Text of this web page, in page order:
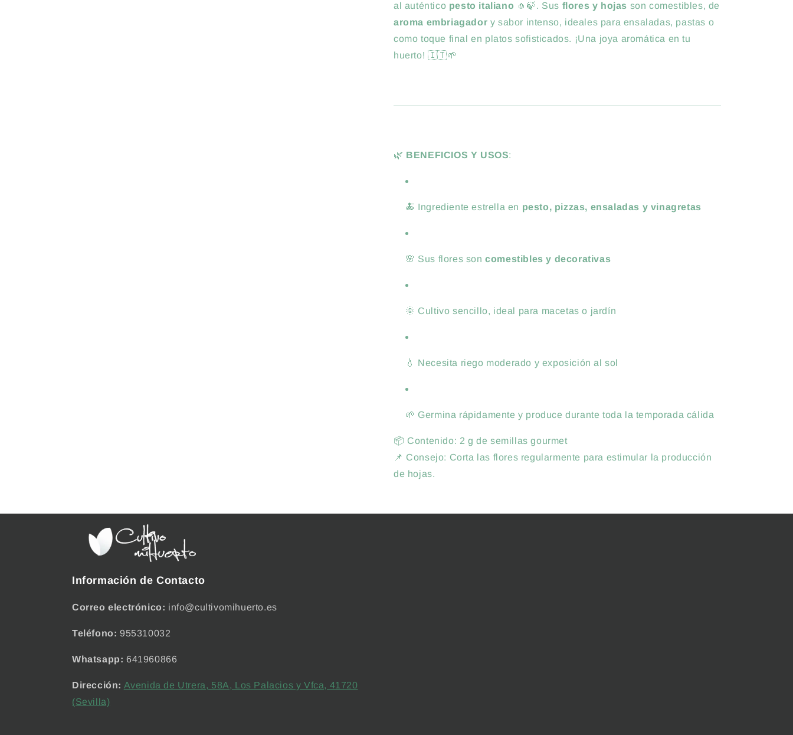
al auténtico pesto italiano 🧄🍃. Sus flores y hojas son comestibles, de
aroma embriagador y sabor intenso, ideales para ensaladas, pastas o
como toque final en platos sofisticados. ¡Una joya aromática en tu
huerto! 🇮🇹🌱
🌿 BENEFICIOS Y USOS:
🍝 Ingrediente estrella en pesto, pizzas, ensaladas y vinagretas
🌸 Sus flores soncomestibles y decorativas
🌞 Cultivo sencillo, ideal para macetas o jardín
💧 Necesita riego moderado y exposición al sol
🌱 Germina rápidamente y produce durante toda la temporada cálida
📦 Contenido: 2 g de semillas gourmet
📌 Consejo: Corta las flores regularmente para estimular la producción
de hojas.
Información de Contacto
Correo electrónico: info@cultivomihuerto.es
Teléfono: 955310032
Whatsapp: 641960866
Dirección: Avenida de Utrera, 58A, Los Palacios y Vfca, 41720
(Sevilla)